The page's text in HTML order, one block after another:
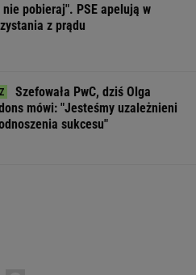
pobieraj". PSE apelują w
z prądu
Szefowała PwC, dziś Olga
mówi: "Jesteśmy uzależnieni
sukcesu"